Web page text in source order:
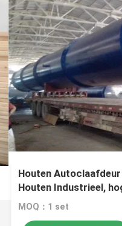
Houten
Houten Industrieel,
MOQ：1 set